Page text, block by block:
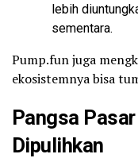
lebih
sementara.
Pump.fun juga
ekosistemnya bisa
Pangsa
Dipulihkan